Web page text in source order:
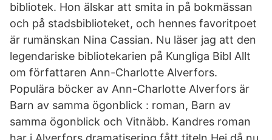
bibliotek. Hon älskar att smita in på bokmässan
och på stadsbiblioteket, och hennes favoritpoet
är rumänskan Nina Cassian. Nu läser jag att den
legendariske bibliotekarien på Kungliga Bibl Allt
om författaren Ann-Charlotte Alverfors.
Populära böcker av Ann-Charlotte Alverfors är
Barn av samma ögonblick : roman, Barn av
samma ögonblick och Vitnäbb. Kandres roman